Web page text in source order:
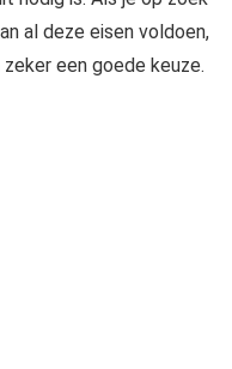
al deze eisen voldoen,
een goede keuze.